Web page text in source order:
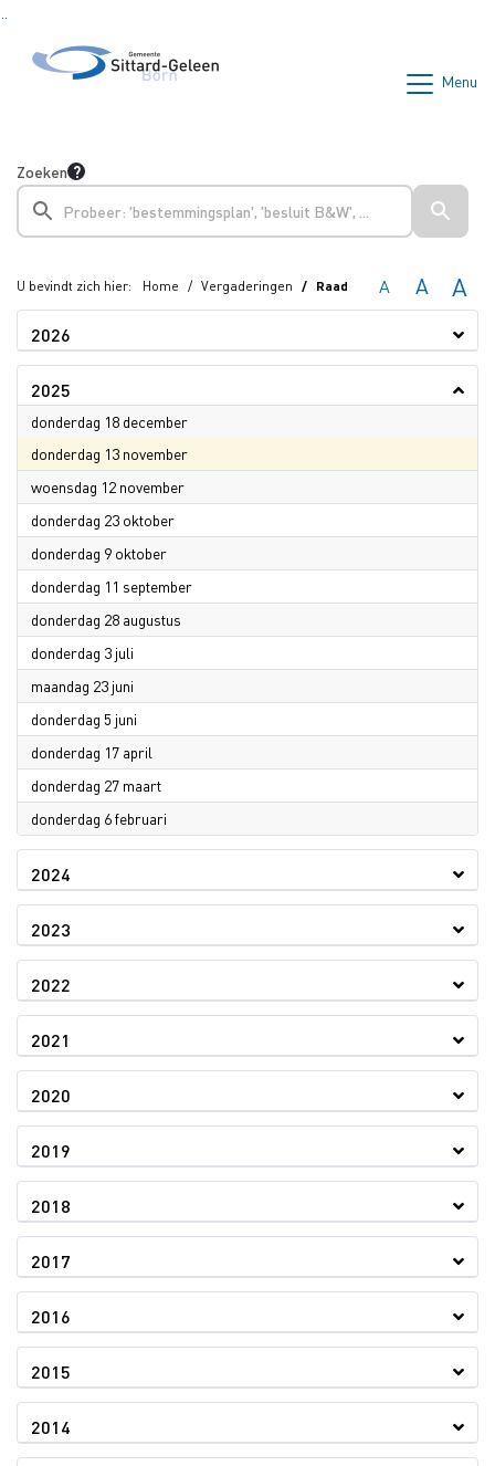
Menu
Zoeken
U bevindt zich hier: Home Vergaderingen Raad A A A
2026
2025
donderdag 18 december2025
donderdag 13 november2025
woensdag 12 november2025
donderdag 23 oktober2025
donderdag 9 oktober2025
donderdag 11 september2025
donderdag 28 augustus
donderdag 3 juli
maandag 23 juni
donderdag 5 juni
donderdag 17 april
donderdag 27 maart2025
donderdag 6 februari
2024
2023
2022
2021
2020
2019
2018
2017
2016
2015
2014